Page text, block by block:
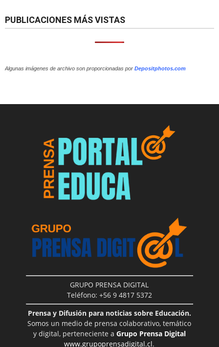
PUBLICACIONES MÁS VISTAS
Algunas imágenes de archivo son proporcionadas por Depositphotos.com
GRUPO PRENSA DIGITAL
Teléfono: +56 9 4817 5372
Prensa y Difusión para noticias sobre Educación.
Somos un medio de prensa colaborativo, temático
y digital, perteneciente a Grupo Prensa Digital
www.grupoprensadigital.cl.